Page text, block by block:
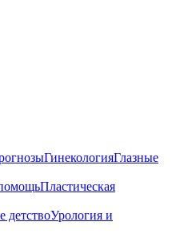
ГинекологияГлазные
Пластическая
детствоУрология и